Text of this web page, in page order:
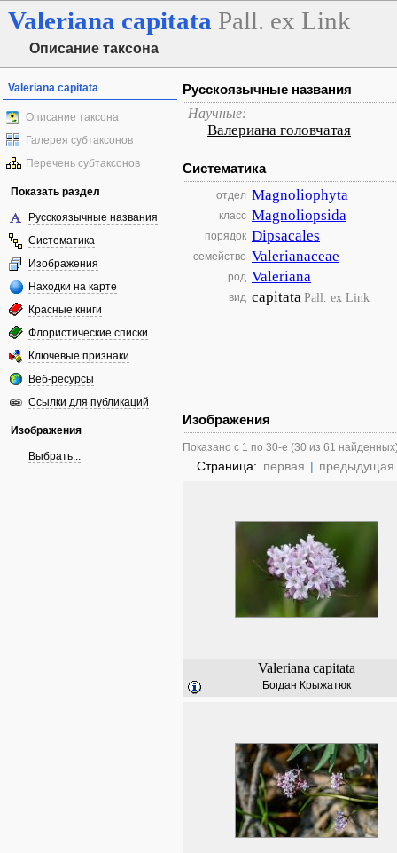
Valeriana capitata Pall. ex Link
Описание таксона
Valeriana capitata
Описание таксона
Галерея субтаксонов
Перечень субтаксонов
Показать раздел
Русскоязычные названия
Систематика
Изображения
Находки на карте
Красные книги
Флористические списки
Ключевые признаки
Веб-ресурсы
Ссылки для публикаций
Изображения
Выбрать...
Русскоязычные названия
Научные:
Валериана головчатая
Систематика
отдел Magnoliophyta
класс Magnoliopsida
порядок Dipsacales
семейство Valerianaceae
род Valeriana
вид capitataPall. ex Link
Изображения
Показано с 1 по 30-е (30 из 61
Страница: первая | предыдущая
Valeriana capitata
Богдан Крыжатюк